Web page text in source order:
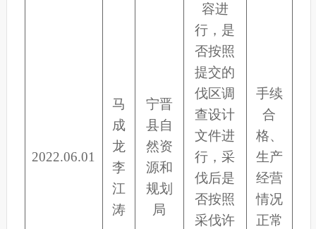
2022.06.01
马
成
龙
李
江
涛
宁晋
县自
然资
源和
规划
局
容进
行，是
否按照
提交的
伐区调
查设计
文件进
行，采
伐后是
否按照
采伐许
手续
合
格、
生产
经营
情况
正常